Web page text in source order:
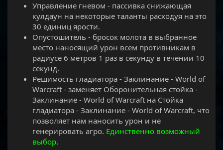
Управление гневом - пассивка снижающая
кулдаун на некоторые таланты расходуя на это
30 единиц ярости.
Опустошитель - бросок молота в выбранное
место наносящий урон всем противникам в
радиусе 6 метров 1 раз в секунду в течении 10
секунд.
Решимость гладиатора - Заклинание - World of
Warcraft - заменяет Оборонительная стойка -
Заклинание - World of Warcraft на Стойка
гладиатора - Заклинание - World of Warcraft, что
позволяет нам наносить урон и не
генерировать агро. Единственно возможный
выбор.